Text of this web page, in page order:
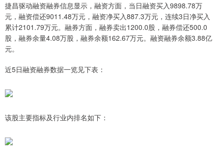
捷昌驱动融资融券信息显示，融资方面，当日融资买入9898.78万
元，融资偿还9011.48万元，融资净买入887.3万元，连续3日净买入
累计2101.79万元。融券方面，融券卖出1200.0股，融券偿还500.0
股，融券余量4.08万股，融券余额162.67万元。融资融券余额3.88亿
元。
近5日融资融券数据一览见下表：
该股主要指标及行业内排名如下：